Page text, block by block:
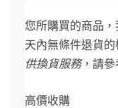
您所購買的商品
天內無條件退貨的
供換貨服務，請參
高價收購